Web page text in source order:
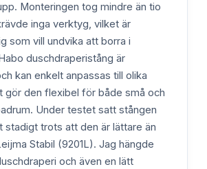
Monteringen tog mindre än tio
inga verktyg, vilket är
som vill undvika att borra i
duschdraperistång är
kan enkelt anpassas till olika
gör den flexibel för både små och
Under testet satt stången
stadigt trots att den är lättare än
Stabil (9201L). Jag hängde
och även en lätt